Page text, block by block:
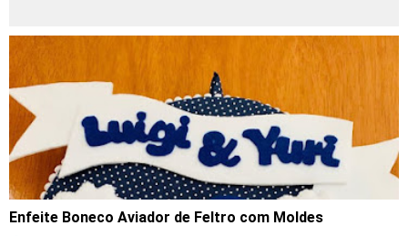
Enfeite Boneco Aviador de Feltro com Moldes